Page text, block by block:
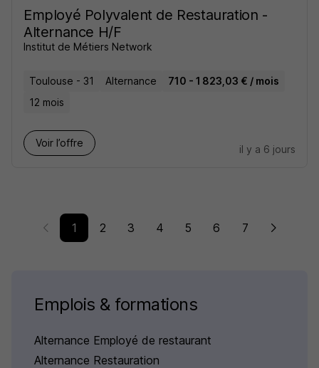
Employé Polyvalent de Restauration -
Alternance H/F
Institut de Métiers Network
Toulouse - 31 Alternance
710 - 1 823,03 € / mois
12 mois
Voir l’offre
il y a 6 jours
1 2 3 4 5 6 7
Emplois & formations
Alternance Employé de restaurant
Alternance Restauration